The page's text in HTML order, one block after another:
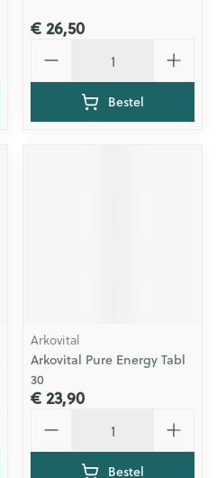
€ 26,50
Bestel
Arkovital
Arkovital Pure Energy Tabl
30
€ 23,90
Bestel